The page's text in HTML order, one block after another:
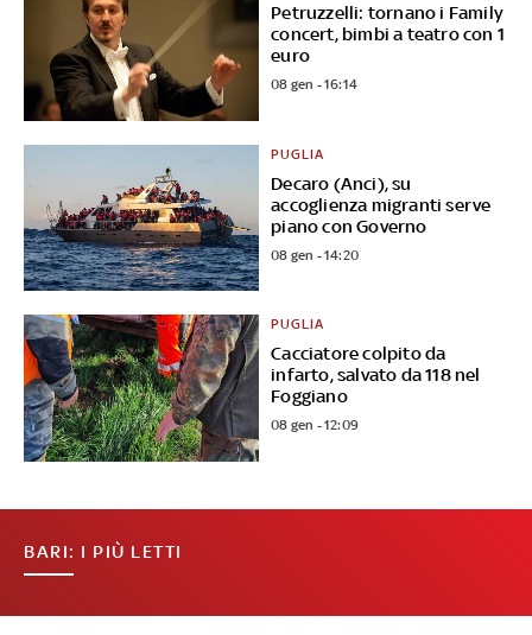
Petruzzelli: tornano i Family
concert, bimbi a teatro con 1
euro
08 gen - 16:14
Decaro (Anci), su
accoglienza migranti serve
piano con Governo
PUGLIA
08 gen - 14:20
Cacciatore colpito da
infarto, salvato da 118 nel
Foggiano
PUGLIA
08 gen - 12:09
BARI: I PIÙ LETTI